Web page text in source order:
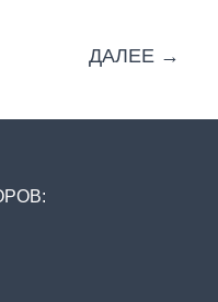
ДАЛЕЕ →